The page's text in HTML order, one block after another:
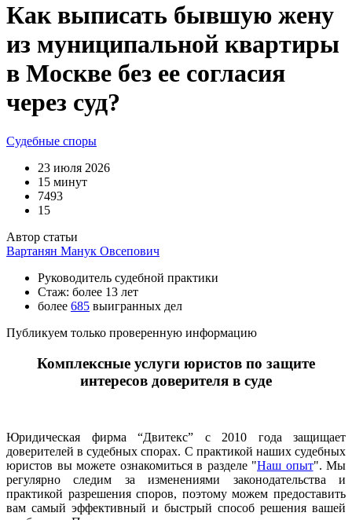
Как выписать бывшую жену
из муниципальной квартиры
в Москве без ее согласия
через суд?
Судебные споры
23 июля 2026
15 минут
7493
15
Автор статьи
Вартанян Манук Овсепович
Руководитель судебной практики
Стаж: более 13 лет
более 685 выигранных дел
Публикуем только проверенную информацию
Комплексные услуги юристов по защите
интересов доверителя в суде
Юридическая фирма “Двитекс” с 2010 года защищает
доверителей в судебных спорах. С практикой наших судебных
юристов вы можете ознакомиться в разделе "Наш опыт". Мы
регулярно следим за изменениями законодательства и
практикой разрешения споров, поэтому можем предоставить
вам самый эффективный и быстрый способ решения вашей